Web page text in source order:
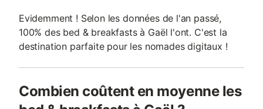
Evidemment ! Selon les données de l'an passé,
100% des bed & breakfasts à Gaël l'ont. C'est la
destination parfaite pour les nomades digitaux !
Combien coûtent en moyenne les